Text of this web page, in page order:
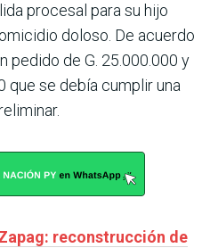
procesal para su hijo
doloso. De acuerdo
pedido de G. 25.000.000 y
que se debía cumplir una
reconstrucción de